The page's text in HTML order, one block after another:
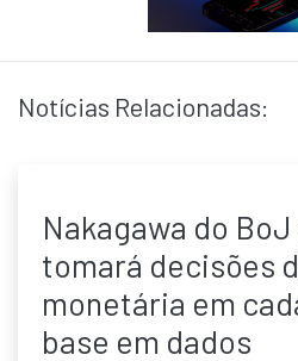
Notícias Relacionadas:
Nakagawa do
tomará decisões
monetária em
base em dados